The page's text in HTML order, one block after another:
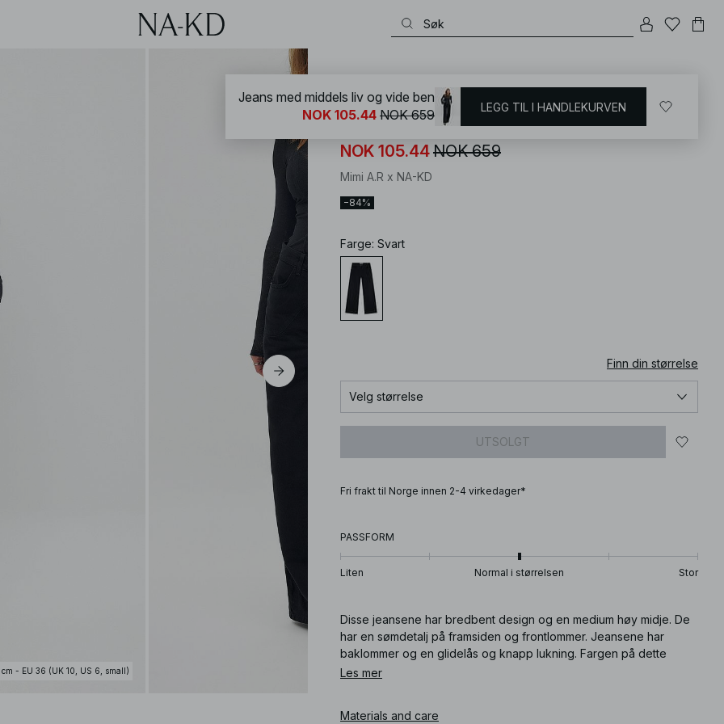
cm - EU 36 (UK 10, US 6, small)
Jeans med middels liv og vide ben
NOK 105.44NOK 659
Mimi A.R x NA-KD
−84%
Farge: Svart
Finn din størrelse
Velg størrelse
UTSOLGT
Fri frakt til Norge innen 2-4 virkedager*
PASSFORM
Liten Normal i størrelsen Stor
Disse jeansene har bredbent design og en medium høy midje. De
har en sømdetalj på framsiden og frontlommer. Jeansene har
baklommer og en glidelås og knapp lukning. Fargen på dette
produktet kan overføres på seg selv eller andre gjenstander.
Les mer
Materials and care
Jeans med middels liv og vide ben
NOK 105.44 NOK 659 LEGG TIL I HANDLEKURVEN